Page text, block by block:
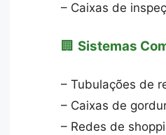
– Caixas de
🏢 Sistemas
– Tubulações de
– Caixas de
– Redes de